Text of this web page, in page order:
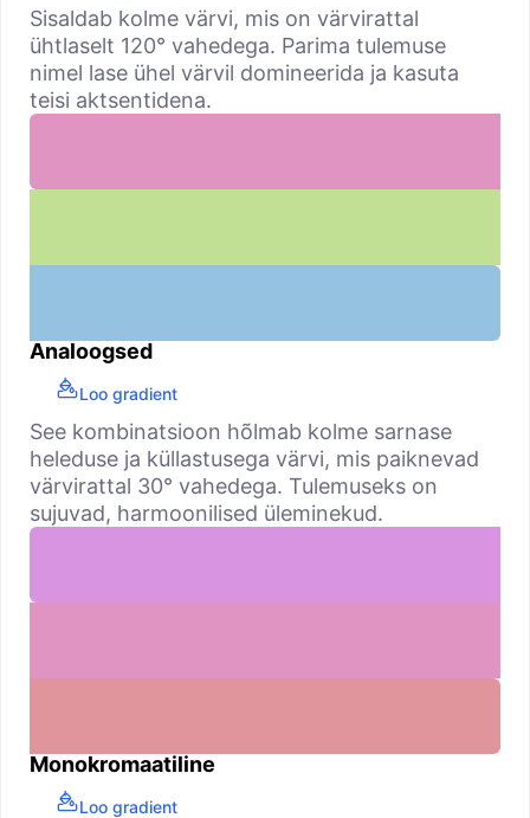
Sisaldab kolme värvi, mis on värvirattal
ühtlaselt 120° vahedega. Parima tulemuse
nimel lase ühel värvil domineerida ja kasuta
teisi aktsentidena.
Analoogsed
Loo gradient
See kombinatsioon hõlmab kolme sarnase
heleduse ja küllastusega värvi, mis paiknevad
värvirattal 30° vahedega. Tulemuseks on
sujuvad, harmoonilised üleminekud.
Monokromaatiline
Loo gradient